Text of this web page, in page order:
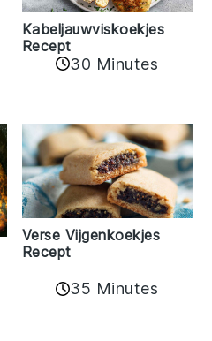
Kabeljauwviskoekjes
Recept
30 Minutes
Verse Vijgenkoekjes
Recept
35 Minutes